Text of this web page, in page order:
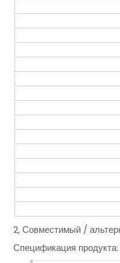
2, Совместимый /
Спецификация продукта: